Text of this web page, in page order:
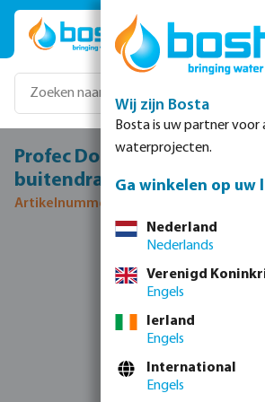
Ga naar de hoofdinhoud
Profec Doorvoer RVS 316
buitendraad type bol
Artikelnummer 0081180
Afbeeldingengalerij overslaan
Wij zijn Bosta
Bosta is uw partner
waterprojecten.
Ga winkelen op uw
Nederland
Nederlands
Verenigd
Engels
Ierland
Engels
International
Engels